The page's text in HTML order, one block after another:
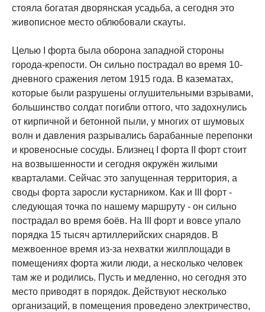
стояла богатая дворянская усадьба, а сегодня это
живописное место облюбовали скауты.
Целью I форта была оборона западной стороны
города-крепости. Он сильно пострадал во время 10-
дневного сражения летом 1915 года. В казематах,
которые были разрушены оглушительными взрывами,
большинство солдат погибли оттого, что задохнулись
от кирпичной и бетонной пыли, у многих от шумовых
волн и давления разрывались барабанные перепонки
и кровеносные сосуды. Близнец I форта II форт стоит
на возвышенности и сегодня окружён жилыми
кварталами. Сейчас это запущенная территория, а
своды форта заросли кустарником. Как и III форт -
следующая точка по нашему маршруту - он сильно
пострадал во время боёв. На III форт и вовсе упало
порядка 15 тысяч артиллерийских снарядов. В
межвоенное время из-за нехватки жилплощади в
помещениях форта жили люди, а несколько человек
там же и родились. Пусть и медленно, но сегодня это
место приводят в порядок. Действуют несколько
организаций, в помещения проведено электричество,